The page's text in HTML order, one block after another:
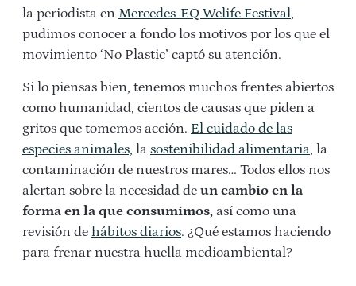
la periodista en Mercedes-EQ Welife Festival,
pudimos conocer a fondo los motivos por los que el
movimiento ‘No Plastic’ captó su atención.
Si lo piensas bien, tenemos muchos frentes abiertos
como humanidad, cientos de causas que piden a
gritos que tomemos acción. El cuidado de las
especies animales, la sostenibilidad alimentaria, la
contaminación de nuestros mares… Todos ellos nos
alertan sobre la necesidad de un cambio en la
forma en la que consumimos, así como una
revisión de hábitos diarios. ¿Qué estamos haciendo
para frenar nuestra huella medioambiental?